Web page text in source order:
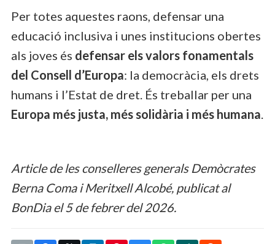
Per totes aquestes raons, defensar una
educació inclusiva i unes institucions obertes
als joves és defensar els valors fonamentals
del Consell d’Europa: la democràcia, els drets
humans i l’Estat de dret. És treballar per una
Europa més justa, més solidària i més humana.
Article de les conselleres generals Demòcrates
Berna Coma i Meritxell Alcobé, publicat al
BonDia el 5 de febrer del 2026.